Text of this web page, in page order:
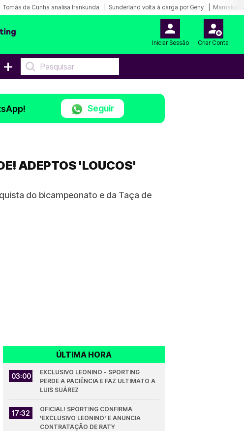
Tomás da Cunha analisa Irankunda Sunderland volta à carga por Geny
Iniciar Sessão Criar Conta
+
Seguir
ADEPTOS 'LOUCOS'
do bicampeonato e da Taça de
ÚLTIMA HORA
03:00
EXCLUSIVO LEONINO - SPORTING
PERDE A PACIÊNCIA E FAZ ULTIMATO A
LUIS SUÁREZ
17:32
OFICIAL! SPORTING CONFIRMA
'EXCLUSIVO LEONINO' E ANUNCIA
CONTRATAÇÃO DE RATY